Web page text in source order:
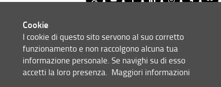
© Copyright 2012-2026 Università degli Studi di Firenze UNIFI
P.IVA/Cod.Fis 01279680480
Viale Morgagni, 40/44 - 50134 Firenze (FI)
Cookie
I cookie di questo sito servono al suo corretto
funzionamento e non raccolgono alcuna tua
informazione personale. Se navighi su di esso
accetti la loro presenza. Maggiori informazioni